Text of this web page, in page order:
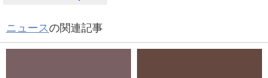
ニュースの関連記事